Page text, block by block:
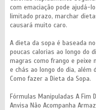
com emaciação pode ajudá-
limitado prazo, marchar
causará muito caro.
A dieta da sopa é baseada
poucas calorias ao longo do
magras como frango e peixe
e chás ao longo do dia,
Como fazer a Dieta da Sopa.
Fórmulas Manipuladas A Fim
Anvisa Não Acompanha